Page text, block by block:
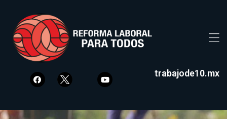
trabajode10.mx